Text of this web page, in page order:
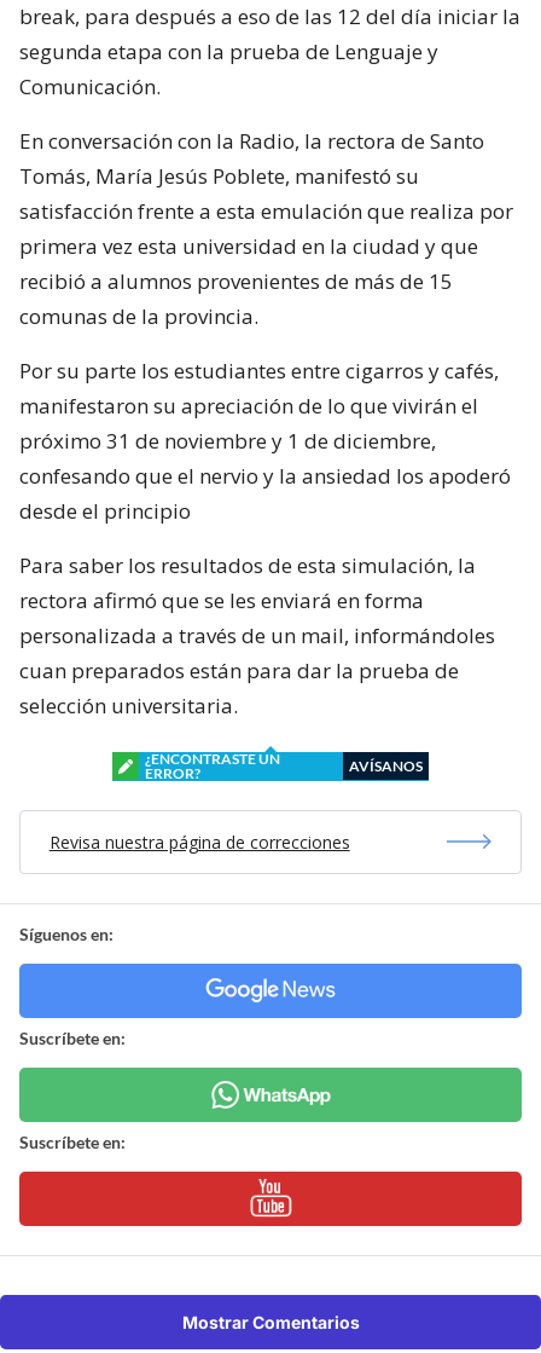
break, para después a eso de las 12 del día iniciar la
segunda etapa con la prueba de Lenguaje y
Comunicación.
En conversación con la Radio, la rectora de Santo
Tomás, María Jesús Poblete, manifestó su
satisfacción frente a esta emulación que realiza por
primera vez esta universidad en la ciudad y que
recibió a alumnos provenientes de más de 15
comunas de la provincia.
Por su parte los estudiantes entre cigarros y cafés,
manifestaron su apreciación de lo que vivirán el
próximo 31 de noviembre y 1 de diciembre,
confesando que el nervio y la ansiedad los apoderó
desde el principio
Para saber los resultados de esta simulación, la
rectora afirmó que se les enviará en forma
personalizada a través de un mail, informándoles
cuan preparados están para dar la prueba de
selección universitaria.
¿ENCONTRASTE UN
ERROR?
AVÍSANOS
Revisa nuestra página de correcciones
Síguenos en:
Suscríbete en:
Suscríbete en:
Mostrar Comentarios